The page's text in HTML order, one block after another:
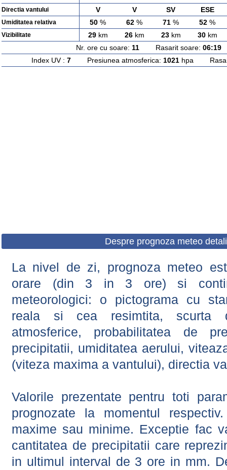
Directia vantului V V SV ESE
Umiditatea relativa 50 % 62 % 71 % 52 %
Vizibilitate 29km 26km 23km 30km
Nr. ore cu soare: 11 Rasarit soare: 06:19
Index UV : 7Presiunea atmosferica: 1021hpa
Despre prognoza meteo
La nivel de zi, prognoza meteo
orare (din 3 in 3 ore) si
meteorologici: o pictograma cu
reala si cea resimtita, scurta
atmosferice, probabilitatea de
precipitatii, umiditatea aerului,
(viteza maxima a vantului), directia
Valorile prezentate pentru toti
prognozate la momentul
maxime sau minime. Exceptie fac
cantitatea de precipitatii care
in ultimul interval de 3 ore in mm.